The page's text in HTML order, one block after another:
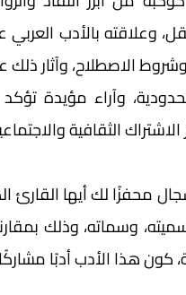
الثقافية
كون هذا الأدب أدبًا